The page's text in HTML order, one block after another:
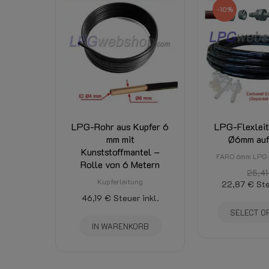
LPG-Rohr aus Kupfer 6
mm mit
Kunststoffmantel –
Rolle von 6 Metern
Kupferleitung
46,19 € Steuer inkl.
IN WARENKORB
-10%
LPG-
Ø6mm
FARO 6mm
22,87 €
SELECT